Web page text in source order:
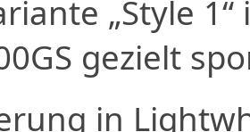
„Style
gezielt
in